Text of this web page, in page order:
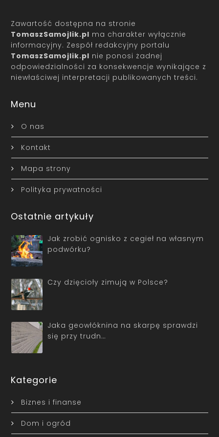
Zawartość dostępna na stronie
TomaszSamojlik.pl ma charakter wyłącznie
informacyjny. Zespół redakcyjny portalu
TomaszSamojlik.pl nie ponosi żadnej
odpowiedzialności za konsekwencje wynikające z
niewłaściwej interpretacji publikowanych treści.
Menu
O nas
Kontakt
Mapa strony
Polityka prywatności
Ostatnie artykuły
Jak zrobić ognisko z cegieł na własnym
podwórku?
Czy dzięcioły zimują w Polsce?
Jaka geowłóknina na skarpę sprawdzi
się przy trudn…
Kategorie
Biznes i finanse
Dom i ogród